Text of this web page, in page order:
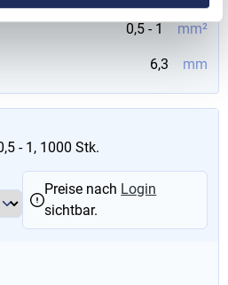
0,5 - 1 mm²
6,3 mm
- 1, 1000 Stk.
Preise nach Login
sichtbar.